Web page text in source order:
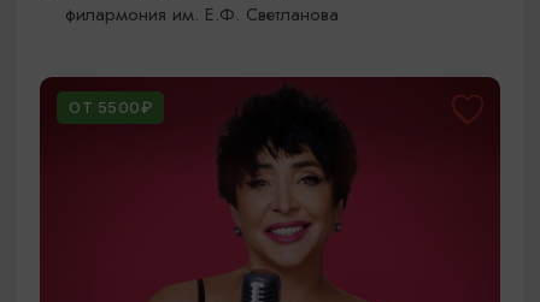
филармония им. Е.Ф. Светланова
ОТ 5500₽